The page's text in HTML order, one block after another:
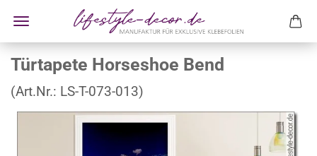
Türtapete Horseshoe Bend
(Art.Nr.: LS-T-073-013)